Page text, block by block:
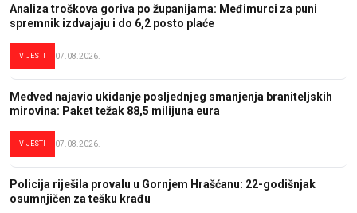
Analiza troškova goriva po županijama: Međimurci za puni
spremnik izdvajaju i do 6,2 posto plaće
VIJESTI 07.08.2026.
Medved najavio ukidanje posljednjeg smanjenja braniteljskih
mirovina: Paket težak 88,5 milijuna eura
VIJESTI 07.08.2026.
Policija riješila provalu u Gornjem Hrašćanu: 22-godišnjak
osumnjičen za tešku krađu